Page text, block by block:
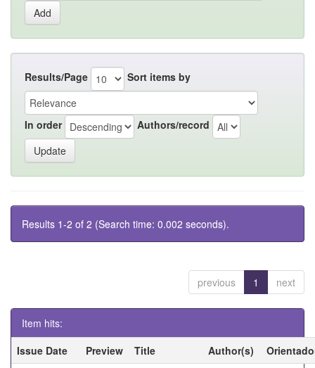
Results/Page Sort items by
In order Authors/record
Results 1-2 of 2 (Search time: 0.002 seconds).
previous 1 next
Item hits:
Issue Date
Preview Title Author(s)